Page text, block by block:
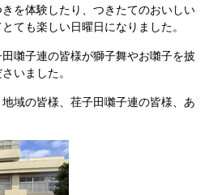
を体験したり、つきたてのおいしい
ても楽しい日曜日になりました。
囃子連の皆様が獅子舞やお囃子を披
いました。
域の皆様、荏子田囃子連の皆様、あ